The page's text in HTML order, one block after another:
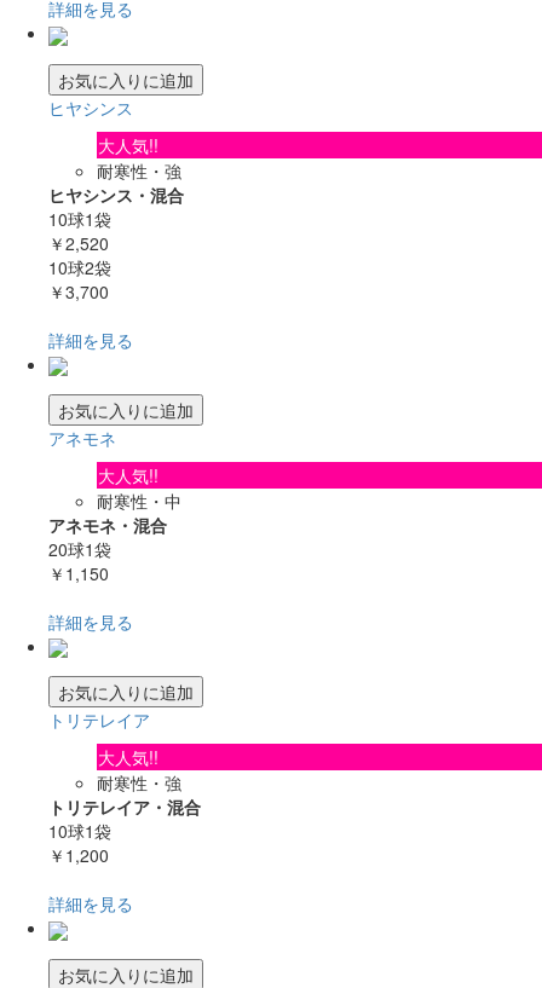
詳細を見る
お気に入りに追加
ヒヤシンス
大人気!!
耐寒性・強
ヒヤシンス・混合
10球1袋
￥2,520
10球2袋
￥3,700
詳細を見る
お気に入りに追加
アネモネ
大人気!!
耐寒性・中
アネモネ・混合
20球1袋
￥1,150
詳細を見る
お気に入りに追加
トリテレイア
大人気!!
耐寒性・強
トリテレイア・混合
10球1袋
￥1,200
詳細を見る
お気に入りに追加